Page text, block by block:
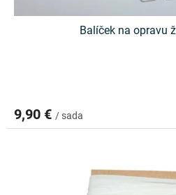
Balíček na opravu
9,90 € / sada